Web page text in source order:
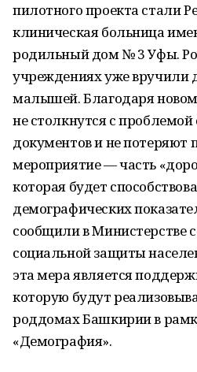
пилотного проекта стали
клиническая больница
родильный дом № 3 Уфы.
учреждениях уже вручили
малышей. Благодаря
не столкнутся с
документов и не потеряют
мероприятие — часть
которая будет
демографических
сообщили в Министерстве
социальной защиты
эта мера является
которую будут
роддомах Башкирии в
«Демография».